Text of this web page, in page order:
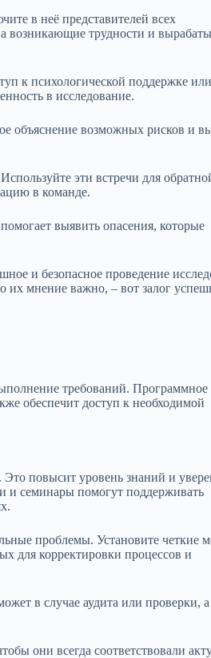
в неё представителей всех
возникающие трудности и
к психологической поддержке или
в исследование.
объяснение возможных рисков и
эти встречи для
в команде.
выявить опасения, которые
и безопасное проведение
их мнение важно, – вот залог
требований. Программное
обеспечит доступ к необходимой
повысит уровень знаний и
и семинары помогут поддерживать
проблемы. Установите четкие
для корректировки процессов и
в случае аудита или проверки,
они всегда соответствовали